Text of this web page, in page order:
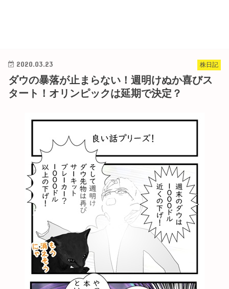
株日記
2020.03.23
ダウの暴落が止まらない！週明けぬか喜びス
タート！オリンピックは延期で決定？